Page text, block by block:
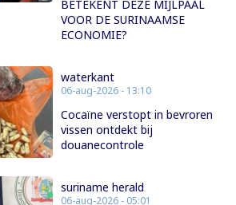
BETEKENT DEZE MIJLPAAL
VOOR DE SURINAAMSE
ECONOMIE?
waterkant
06-aug-2026 - 13:10
Cocaïne verstopt in bevroren
vissen ontdekt bij
douanecontrole
suriname herald
06-aug-2026 - 05:01